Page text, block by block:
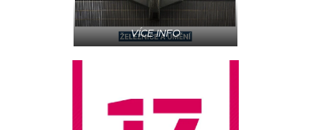
VÍCE INFO